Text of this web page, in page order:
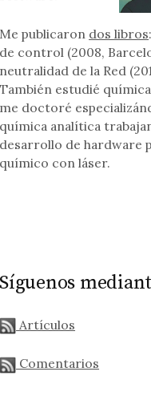
Me publicaron dos libros
de control (2008,
neutralidad de la Red
También estudié
me doctoré
química analítica
desarrollo de hardware
químico con láser.
Síguenos
Artículos
Comentarios